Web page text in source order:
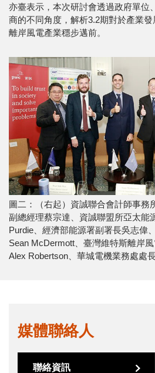
亦臺表示，本次研討會透過政府單位
商的不同角度，解析3.2期對於產業
離岸風電產業穩步邁前。
圖二：（右起）資誠聯合會計師事務
副總經理蔡宗達、資誠聯盟所亞太能
Purdie、經濟部能源署副署長吳志偉
Sean McDermott、臺灣維特斯離岸
Alex Robertson、華城電機業務處處
媒體聯絡人
聯絡資訊